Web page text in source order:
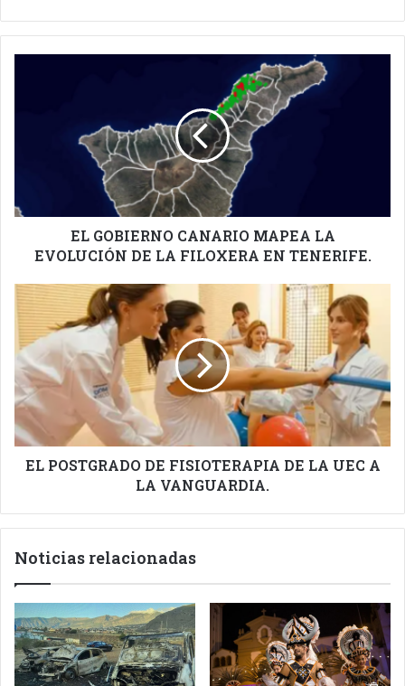
FILOXERA
TENERIFE.
EL GOBIERNO CANARIO MAPEA LA
EVOLUCIÓN DE LA FILOXERA EN TENERIFE.
EL
POSTGRADO
DE
FISIOTERAPIA
DE
LA
UEC
A
LA
VANGUARDIA.
EL POSTGRADO DE FISIOTERAPIA DE LA UEC A
LA VANGUARDIA.
Noticias relacionadas